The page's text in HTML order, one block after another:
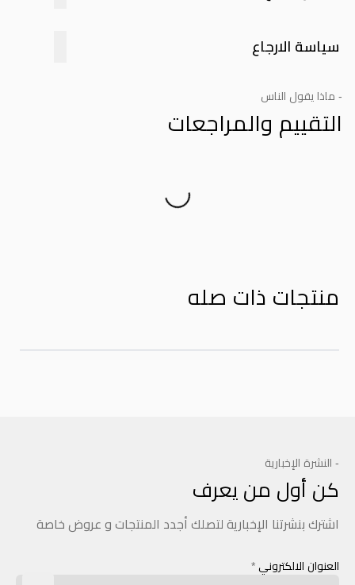
سياسة الارجاع
- ماذا يقول الناس
التقييم والمراجعات
منتجات ذات صله
- النشرة الإخبارية
كن أول من يعرف
اشترك بنشرتنا الإخبارية لتصلك أجدد المنتجات و عروض خاصة
العنوان الالكتروني *